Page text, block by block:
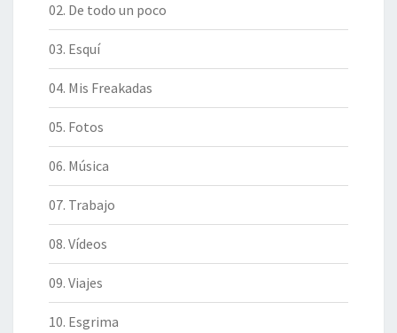
02. De todo un poco
03. Esquí
04. Mis Freakadas
05. Fotos
06. Música
07. Trabajo
08. Vídeos
09. Viajes
10. Esgrima